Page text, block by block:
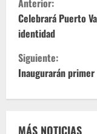
i
g
u
e
l
Celebrará Puerto
identidad
Siguiente:
Inaugurarán primer
MÁS NOTICIAS